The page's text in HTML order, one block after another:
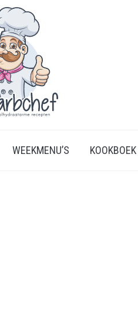
WEEKMENU’S KOOKBOEK